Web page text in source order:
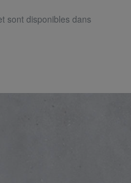
sont disponibles dans